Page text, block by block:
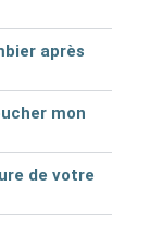
après
mon
de votre